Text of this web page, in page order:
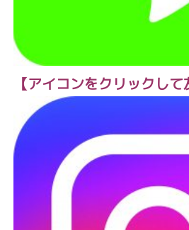
【アイコンをクリックして